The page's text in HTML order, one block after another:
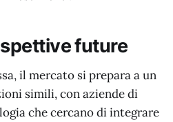
future
il mercato si prepara a un
simili, con aziende di
che cercano di integrare